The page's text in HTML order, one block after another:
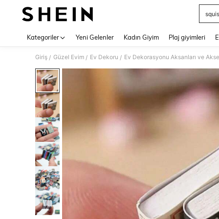
Kategoriler Yeni Gelenler Kadın Giyim Plaj giyimleri
Giriş / Güzel Evim / Ev Dekoru / Ev Dekorasyonu Aksanları ve